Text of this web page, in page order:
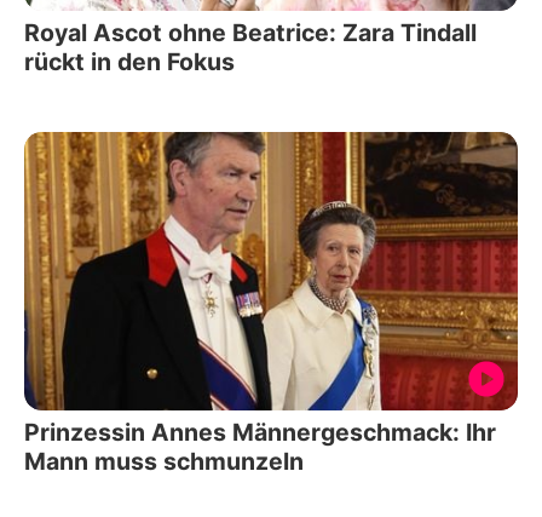
Royal Ascot ohne Beatrice: Zara Tindall
rückt in den Fokus
Prinzessin Annes Männergeschmack: Ihr
Mann muss schmunzeln